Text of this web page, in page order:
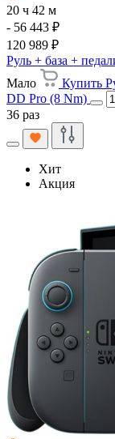
20 ч 42 м
- 56 443 ₽
120 989 ₽
Руль + база +
Мало
Купить
DD Pro (8 Nm)
36 раз
Хит
Акция